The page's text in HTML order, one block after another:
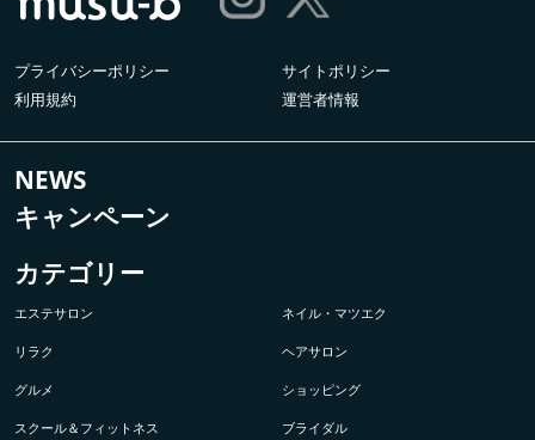
プライバシーポリシー
サイトポリシー
利用規約
運営者情報
NEWS
キャンペーン
カテゴリー
エステサロン ネイル・マツエク
リラク ヘアサロン
グルメ ショッピング
スクール＆フィットネス ブライダル